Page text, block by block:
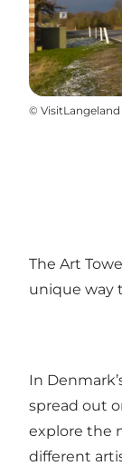
© VisitLangeland
The Art
unique way
In
spread out
explore the
different